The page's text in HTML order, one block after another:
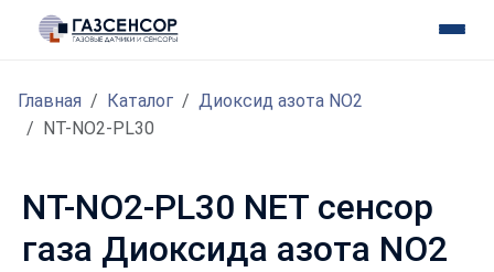
Главная Каталог
Диоксид азота NO2
NT-NO2-PL30
NT-NO2-PL30 NET сенсор
газа Диоксида азота NO2